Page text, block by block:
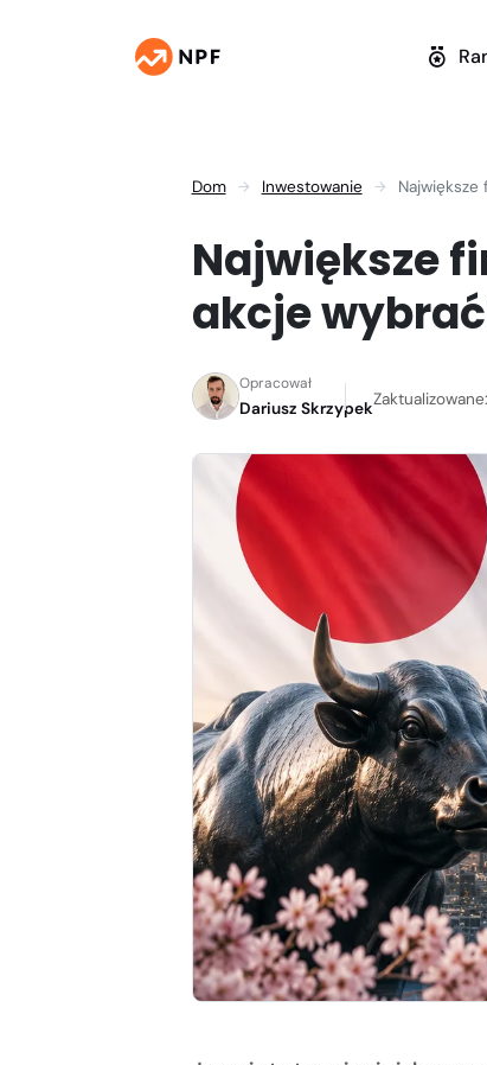
Dom Inwestowanie
Największe
akcje
Opracował
Dariusz SkrzypekZaktualizowane: